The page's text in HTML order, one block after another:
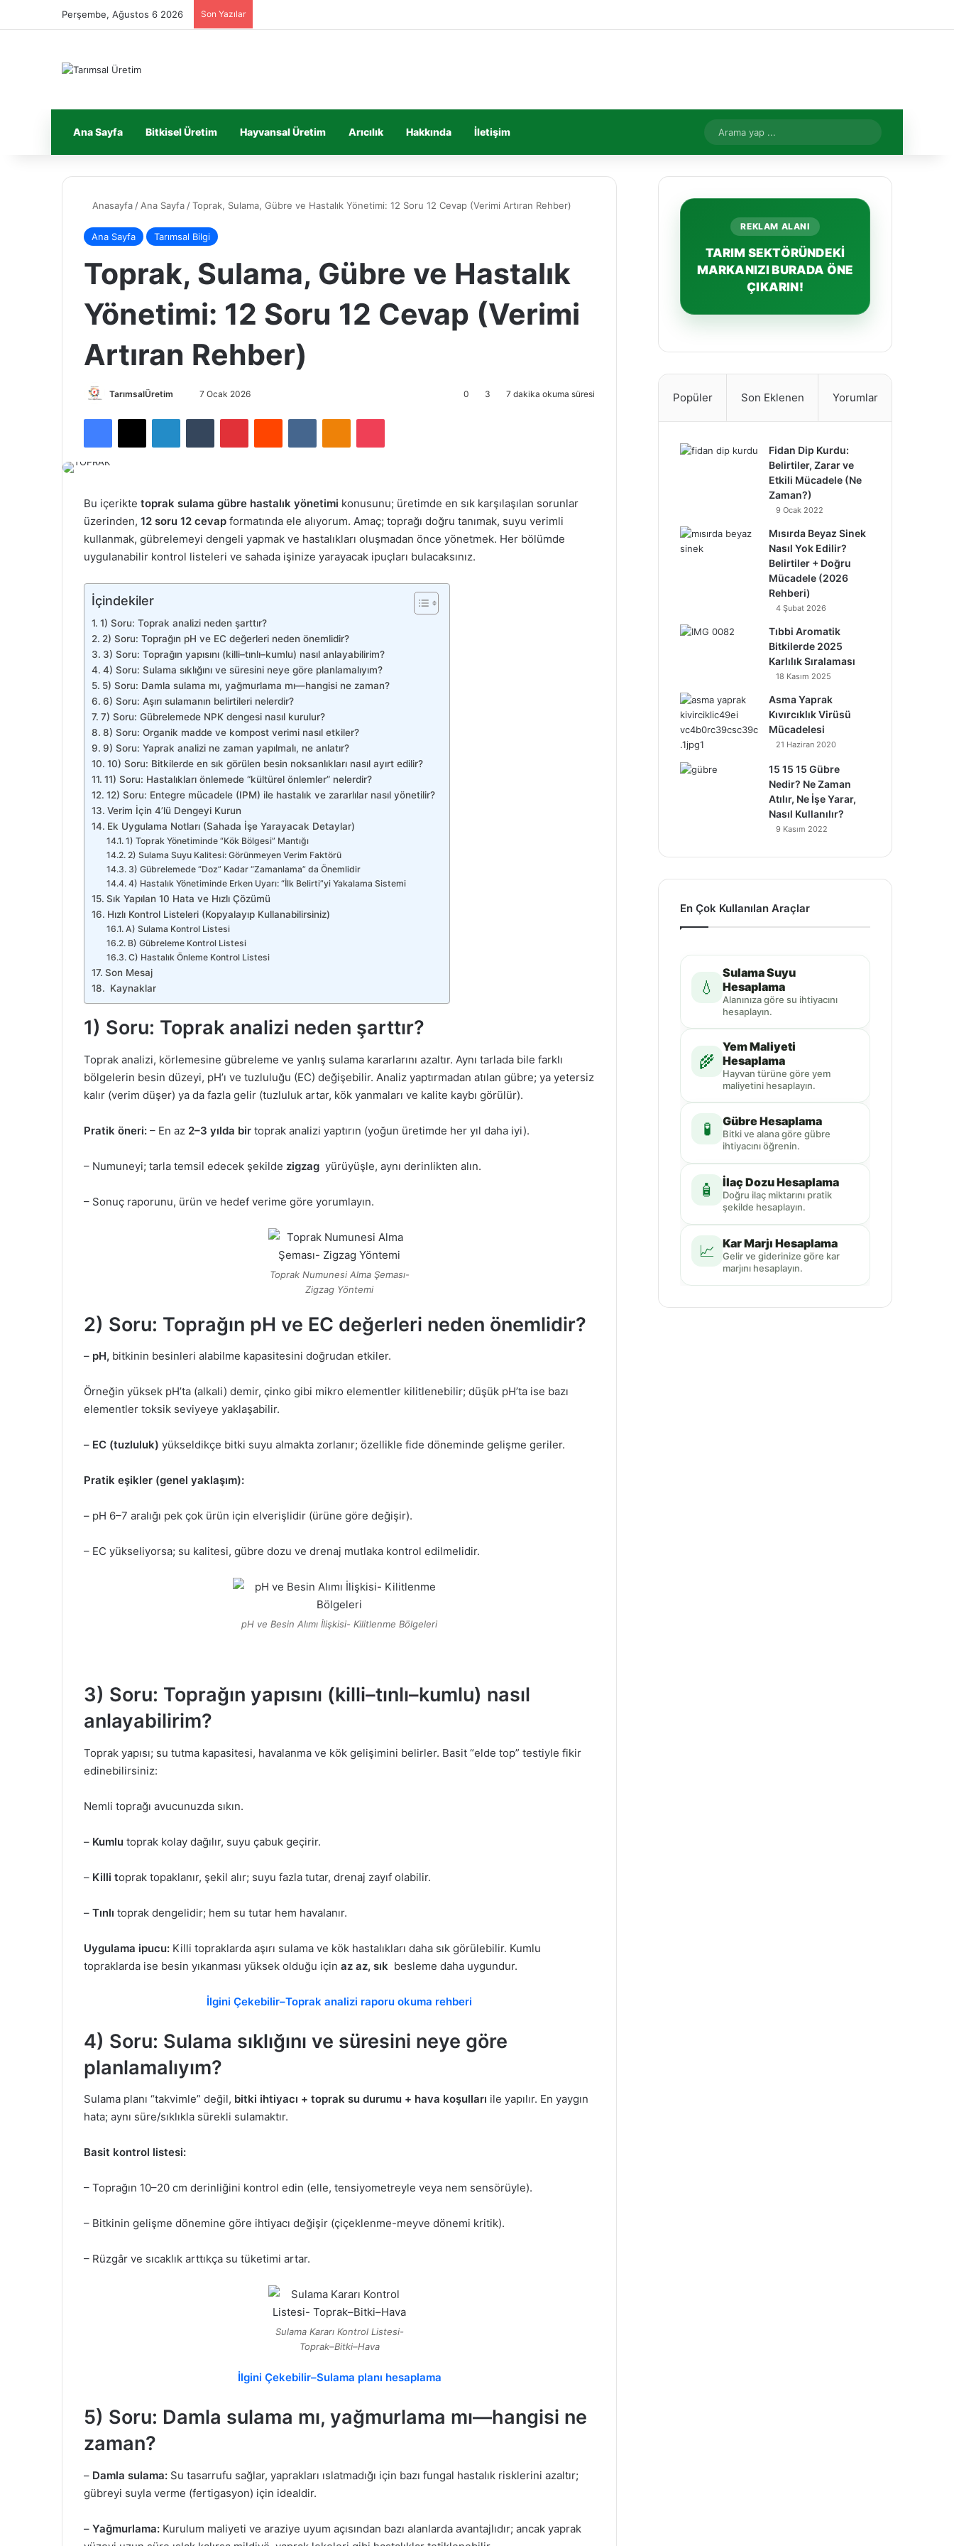
Perşembe, Ağustos 6 2026 Son Yazılar
Ana Sayfa Bitkisel Üretim Hayvansal Üretim Arıcılık Hakkında İletişim Rastgele Makale
yap
Anasayfa / Ana Sayfa /Toprak, Sulama, Gübre ve Hastalık Yönetimi: 12 Soru 12 Cevap (Verimi Artıran Rehber)
Ana Sayfa Tarımsal Bilgi
Toprak, Sulama, Gübre ve Hastalık
Yönetimi: 12 Soru 12 Cevap (Verimi
Artıran Rehber)
TarımsalÜretim
g
ö
r
m
e
k
7 Ocak 2026 0 3 7 dakika okuma süresi
Bu içerikte toprak sulama gübre hastalık yönetimi konusunu; üretimde en sık karşılaşılan sorunlar
üzerinden, 12 soru 12 cevap formatında ele alıyorum. Amaç; toprağı doğru tanımak, suyu verimli
kullanmak, gübrelemeyi dengeli yapmak ve hastalıkları oluşmadan önce yönetmek. Her bölümde
uygulanabilir kontrol listeleri ve sahada işinize yarayacak ipuçları bulacaksınız.
İçindekiler
1) Soru: Toprak analizi neden şarttır?
2) Soru: Toprağın pH ve EC değerleri neden önemlidir?
3) Soru: Toprağın yapısını (killi–tınlı–kumlu) nasıl anlayabilirim?
4) Soru: Sulama sıklığını ve süresini neye göre planlamalıyım?
5) Soru: Damla sulama mı, yağmurlama mı—hangisi ne zaman?
6) Soru: Aşırı sulamanın belirtileri nelerdir?
7) Soru: Gübrelemede NPK dengesi nasıl kurulur?
8) Soru: Organik madde ve kompost verimi nasıl etkiler?
9) Soru: Yaprak analizi ne zaman yapılmalı, ne anlatır?
10) Soru: Bitkilerde en sık görülen besin noksanlıkları nasıl ayırt edilir?
11) Soru: Hastalıkları önlemede “kültürel önlemler” nelerdir?
12) Soru: Entegre mücadele (IPM) ile hastalık ve zararlılar nasıl yönetilir?
Verim İçin 4’lü Dengeyi Kurun
Ek Uygulama Notları (Sahada İşe Yarayacak Detaylar)
1) Toprak Yönetiminde “Kök Bölgesi” Mantığı
2) Sulama Suyu Kalitesi: Görünmeyen Verim Faktörü
3) Gübrelemede “Doz” Kadar “Zamanlama” da Önemlidir
4) Hastalık Yönetiminde Erken Uyarı: “İlk Belirti”yi Yakalama Sistemi
Sık Yapılan 10 Hata ve Hızlı Çözümü
Hızlı Kontrol Listeleri (Kopyalayıp Kullanabilirsiniz)
A) Sulama Kontrol Listesi
B) Gübreleme Kontrol Listesi
C) Hastalık Önleme Kontrol Listesi
Son Mesaj
Kaynaklar
1) Soru: Toprak analizi neden şarttır?
Toprak analizi, körlemesine gübreleme ve yanlış sulama kararlarını azaltır. Aynı tarlada bile farklı
bölgelerin besin düzeyi, pH’ı ve tuzluluğu (EC) değişebilir. Analiz yaptırmadan atılan gübre; ya yetersiz
kalır (verim düşer) ya da fazla gelir (tuzluluk artar, kök yanmaları ve kalite kaybı görülür).
Pratik öneri: – En az 2–3 yılda bir toprak analizi yaptırın (yoğun üretimde her yıl daha iyi).
– Numuneyi; tarla temsil edecek şekilde zigzag yürüyüşle, aynı derinlikten alın.
– Sonuç raporunu, ürün ve hedef verime göre yorumlayın.
Toprak Numunesi Alma Şeması-
Zigzag Yöntemi
2) Soru: Toprağın pH ve EC değerleri neden önemlidir?
– pH, bitkinin besinleri alabilme kapasitesini doğrudan etkiler.
Örneğin yüksek pH’ta (alkali) demir, çinko gibi mikro elementler kilitlenebilir; düşük pH’ta ise bazı
elementler toksik seviyeye yaklaşabilir.
– EC (tuzluluk) yükseldikçe bitki suyu almakta zorlanır; özellikle fide döneminde gelişme geriler.
Pratik eşikler (genel yaklaşım):
– pH 6–7 aralığı pek çok ürün için elverişlidir (ürüne göre değişir).
– EC yükseliyorsa; su kalitesi, gübre dozu ve drenaj mutlaka kontrol edilmelidir.
pH ve Besin Alımı İlişkisi- Kilitlenme Bölgeleri
3) Soru: Toprağın yapısını (killi–tınlı–kumlu) nasıl
anlayabilirim?
Toprak yapısı; su tutma kapasitesi, havalanma ve kök gelişimini belirler. Basit “elde top” testiyle fikir
edinebilirsiniz:
Nemli toprağı avucunuzda sıkın.
– Kumlu toprak kolay dağılır, suyu çabuk geçirir.
– Killi toprak topaklanır, şekil alır; suyu fazla tutar, drenaj zayıf olabilir.
– Tınlı toprak dengelidir; hem su tutar hem havalanır.
Uygulama ipucu: Killi topraklarda aşırı sulama ve kök hastalıkları daha sık görülebilir. Kumlu
topraklarda ise besin yıkanması yüksek olduğu için az az, sık besleme daha uygundur.
İlgini Çekebilir–Toprak analizi raporu okuma rehberi
4) Soru: Sulama sıklığını ve süresini neye göre
planlamalıyım?
Sulama planı “takvimle” değil, bitki ihtiyacı + toprak su durumu + hava koşulları ile yapılır. En yaygın
hata; aynı süre/sıklıkla sürekli sulamaktır.
Basit kontrol listesi:
– Toprağın 10–20 cm derinliğini kontrol edin (elle, tensiyometreyle veya nem sensörüyle).
– Bitkinin gelişme dönemine göre ihtiyacı değişir (çiçeklenme-meyve dönemi kritik).
– Rüzgâr ve sıcaklık arttıkça su tüketimi artar.
Sulama Kararı Kontrol Listesi-
Toprak–Bitki–Hava
İlgini Çekebilir–Sulama planı hesaplama
5) Soru: Damla sulama mı, yağmurlama mı—hangisi ne
zaman?
– Damla sulama: Su tasarrufu sağlar, yaprakları ıslatmadığı için bazı fungal hastalık risklerini azaltır;
gübreyi suyla verme (fertigasyon) için idealdir.
– Yağmurlama: Kurulum maliyeti ve araziye uyum açısından bazı alanlarda avantajlıdır; ancak yaprak
REKLAM ALANI
TARIM SEKTÖRÜNDEKİ
MARKANIZI BURADA ÖNE
ÇIKARIN!
Popüler Son Eklenen Yorumlar
Fidan Dip Kurdu:
Belirtiler, Zarar ve
Etkili Mücadele (Ne
Zaman?)
9 Ocak 2022
Mısırda Beyaz Sinek
Nasıl Yok Edilir?
Belirtiler + Doğru
Mücadele (2026
Rehberi)
4 Şubat 2026
Tıbbi Aromatik
Bitkilerde 2025
Karlılık Sıralaması
18 Kasım 2025
Asma Yaprak
Kıvırcıklık Virüsü
Mücadelesi
21 Haziran 2020
15 15 15 Gübre
Nedir? Ne Zaman
Atılır, Ne İşe Yarar,
Nasıl Kullanılır?
9 Kasım 2022
En Çok Kullanılan Araçlar
💧
Sulama Suyu
Hesaplama
Alanınıza göre su ihtiyacını
hesaplayın.
🌾
Yem Maliyeti
Hesaplama
Hayvan türüne göre yem
maliyetini hesaplayın.
🧪 Gübre Hesaplama
Bitki ve alana göre gübre
ihtiyacını öğrenin.
🧴 İlaç Dozu Hesaplama
Doğru ilaç miktarını pratik
şekilde hesaplayın.
📈 Kar Marjı Hesaplama
Gelir ve giderinize göre kar
marjını hesaplayın.